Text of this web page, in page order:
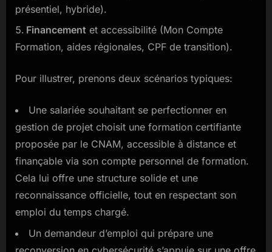
présentiel, hybride).
Financement et accessibilité (Mon Compte
Formation, aides régionales, CPF de transition).
Pour illustrer, prenons deux scénarios typiques:
Une salariée souhaitant se perfectionner en
gestion de projet choisit une formation certifiante
proposée par le CNAM, accessible à distance et
finançable via son compte personnel de formation.
Cela lui offre une structure solide et une
reconnaissance officielle, tout en respectant son
emploi du temps chargé.
Un demandeur d’emploi qui prépare une